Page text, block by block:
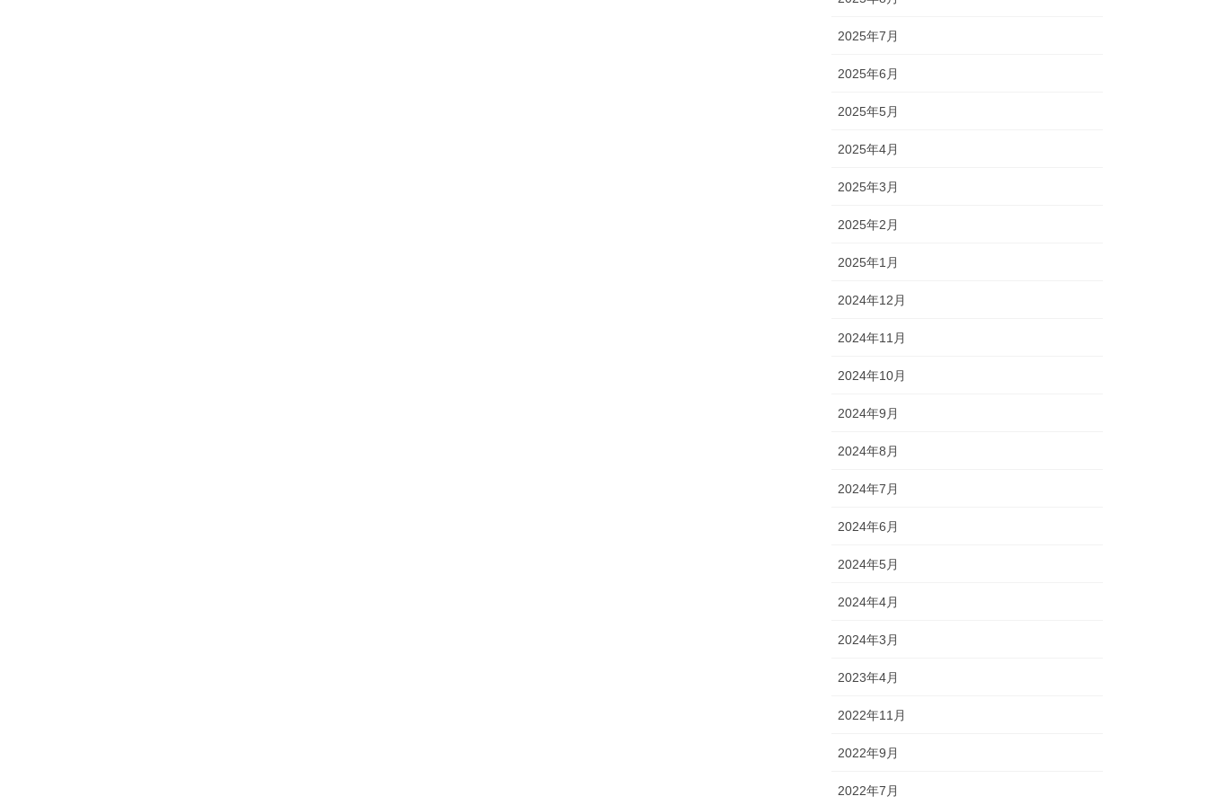
2025年7月
2025年6月
2025年5月
2025年4月
2025年3月
2025年2月
2025年1月
2024年12月
2024年11月
2024年10月
2024年9月
2024年8月
2024年7月
2024年6月
2024年5月
2024年4月
2024年3月
2023年4月
2022年11月
2022年9月
2022年7月